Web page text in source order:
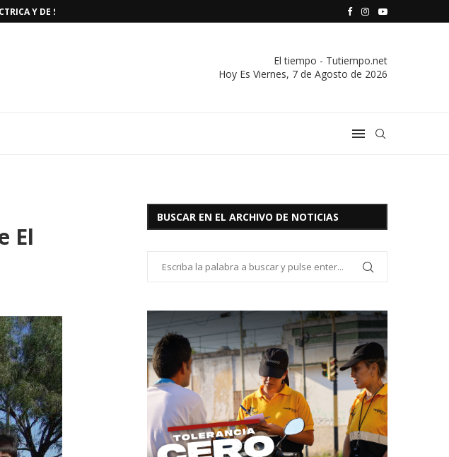
Y DE SERVICIOS PUBLICOS VIVIENDA Y CREDITO DE EL SOCORRO LTDA.
COMUNICADO IMPORTANTE DE LA COOPERATIVA
El tiempo - Tutiempo.net
Hoy Es Viernes, 7 de Agosto de 2026
El
BUSCAR EN EL ARCHIVO DE NOTICIAS